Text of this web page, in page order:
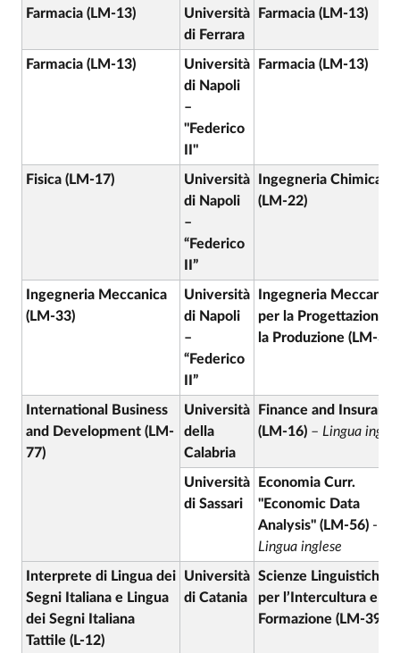
Farmacia (LM-13)
Università
di Ferrara
Farmacia (LM-13)
Farmacia (LM-13)
Università
di Napoli
–
"Federico
II"
Farmacia (LM-13)
Fisica (LM-17)
Università
di Napoli
–
“Federico
II”
Ingegneria Chimica
(LM-22)
Ingegneria Meccanica
(LM-33)
Università
di Napoli
–
“Federico
II”
Ingegneria Meccanica
per la Progettazione e
la Produzione (LM-33)
International Business
and Development (LM-
77)
Università
della
Calabria
Finance and Insurance
(LM-16) – Lingua
Università
di Sassari
Economia Curr.
"Economic Data
Analysis" (LM-56) -
Lingua inglese
Interprete di Lingua dei
Segni Italiana e Lingua
dei Segni Italiana
Tattile (L-12)
Università
di Catania
Scienze Linguistiche
per l’Intercultura e la
Formazione (LM-39)